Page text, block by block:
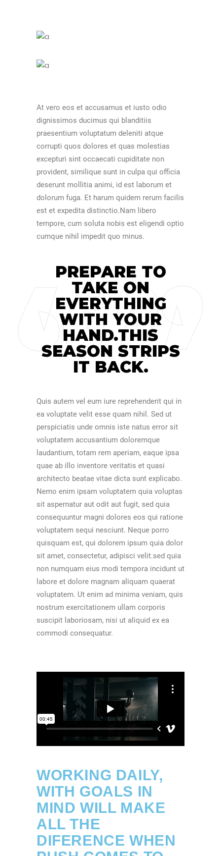
At vero eos et accusamus et iusto odio
dignissimos ducimus qui blanditiis
praesentium voluptatum deleniti atque
corrupti quos dolores et quas molestias
excepturi sint occaecati cupiditate non
provident, similique sunt in culpa qui officia
deserunt mollitia animi, id est laborum et
dolorum fuga. Et harum quidem rerum facilis
est et expedita distinctio.Nam libero
tempore, cum soluta nobis est eligendi optio
cumque nihil impedit quo minus.
PREPARE TO
TAKE ON
EVERYTHING
WITH YOUR
HAND.THIS
SEASON STRIPS
IT BACK.
Quis autem vel eum iure reprehenderit qui in
ea voluptate velit esse quam nihil. Sed ut
perspiciatis unde omnis iste natus error sit
voluptatem accusantium doloremque
laudantium, totam rem aperiam, eaque ipsa
quae ab illo inventore veritatis et quasi
architecto beatae vitae dicta sunt explicabo.
Nemo enim ipsam voluptatem quia voluptas
sit aspernatur aut odit aut fugit, sed quia
consequuntur magni dolores eos qui ratione
voluptatem sequi nesciunt. Neque porro
quisquam est, qui dolorem ipsum quia dolor
sit amet, consectetur, adipisci velit.sed quia
non numquam eius modi tempora incidunt ut
labore et dolore magnam aliquam quaerat
voluptatem. Ut enim ad minima veniam, quis
nostrum exercitationem ullam corporis
suscipit laboriosam, nisi ut aliquid ex ea
commodi consequatur.
WORKING DAILY,
WITH GOALS IN
MIND WILL MAKE
ALL THE
DIFERENCE WHEN